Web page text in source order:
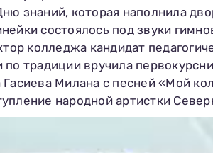
знаний, которая наполнила
состоялось под звуки
колледжа кандидат
традиции вручила
Милана с песней «Мой
народной артистки